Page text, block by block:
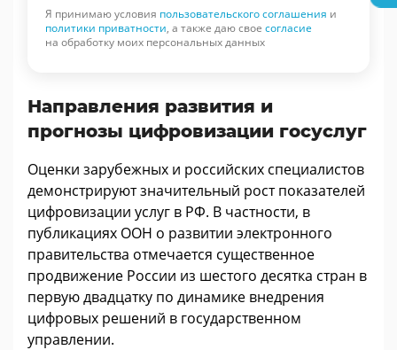
Я принимаю условия пользовательского соглашения и
политики приватности, а также даю свое согласие
на обработку моих персональных данных
Направления развития и
прогнозы цифровизации госуслуг
Оценки зарубежных и российских специалистов
демонстрируют значительный рост показателей
цифровизации услуг в РФ. В частности, в
публикациях ООН о развитии электронного
правительства отмечается существенное
продвижение России из шестого десятка стран в
первую двадцатку по динамике внедрения
цифровых решений в государственном
управлении.